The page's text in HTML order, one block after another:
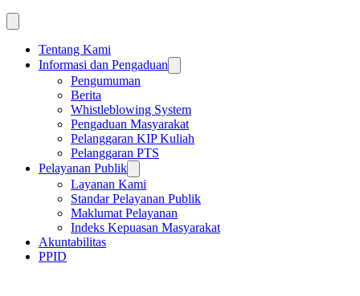
Tentang Kami
Informasi dan Pengaduan
Pengumuman
Berita
Whistleblowing System
Pengaduan Masyarakat
Pelanggaran KIP Kuliah
Pelanggaran PTS
Pelayanan Publik
Layanan Kami
Standar Pelayanan Publik
Maklumat Pelayanan
Indeks Kepuasan Masyarakat
Akuntabilitas
PPID